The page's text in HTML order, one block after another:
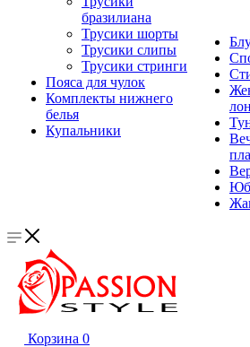
бразилиана
Трусики шорты
Трусики слипы
Трусики стринги
Пояса для чулок
Комплекты нижнего
белья
Купальники
Корзина 0